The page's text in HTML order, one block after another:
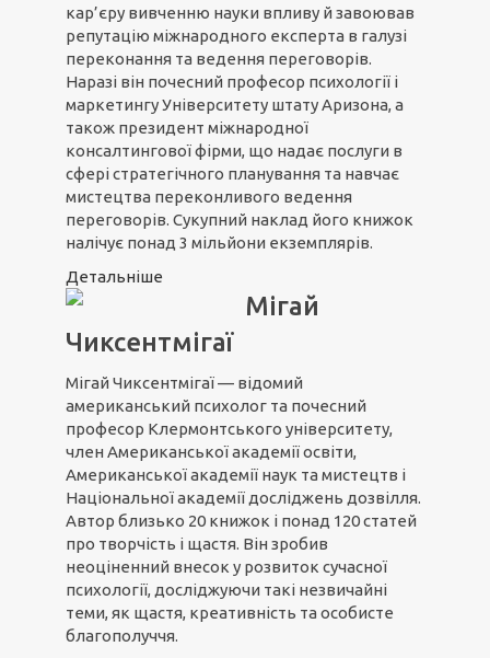
кар’єру вивченню науки впливу й завоював
репутацію міжнародного експерта в галузі
переконання та ведення переговорів.
Наразі він почесний професор психології і
маркетингу Університету штату Аризона, а
також президент міжнародної
консалтингової фірми, що надає послуги в
сфері стратегічного планування та навчає
мистецтва переконливого ведення
переговорів. Сукупний наклад його книжок
налічує понад 3 мільйони екземплярів.
Детальніше
Мігай
Чиксентмігаї
Мігай Чиксентмігаї — відомий
американський психолог та почесний
професор Клермонтського університету,
член Американської академії освіти,
Американської академії наук та мистецтв і
Національної академії досліджень дозвілля.
Автор близько 20 книжок і понад 120 статей
про творчість і щастя. Він зробив
неоціненний внесок у розвиток сучасної
психології, досліджуючи такі незвичайні
теми, як щастя, креативність та особисте
благополуччя.